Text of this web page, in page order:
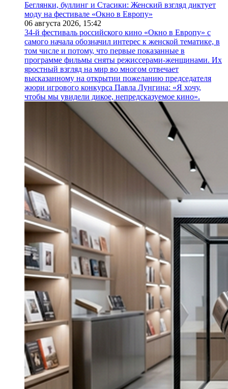
Беглянки, буллинг и Стасики: Женский взгляд диктует
моду на фестивале «Окно в Европу»
06 августа 2026, 15:42
34-й фестиваль российского кино «Окно в Европу» с
самого начала обозначил интерес к женской тематике, в
том числе и потому, что первые показанные в
программе фильмы сняты режиссерами-женщинами. Их
яростный взгляд на мир во многом отвечает
высказанному на открытии пожеланию председателя
жюри игрового конкурса Павла Лунгина: «Я хочу,
чтобы мы увидели дикое, непредсказуемое кино».